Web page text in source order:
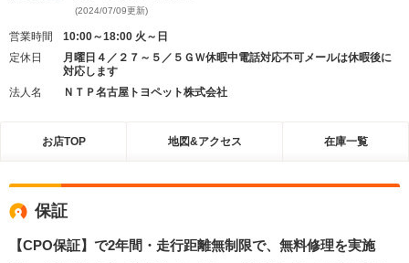
(2024/07/09更新)
営業時間
10:00～18:00 火～日
定休日
月曜日４／２７～５／５ＧＷ休暇中電話対応不可メールは休暇後に
対応します
法人名
ＮＴＰ名古屋トヨペット株式会社
お店TOP 地図&アクセス 在庫一覧
保証
【CPO保証】で2年間・走行距離無制限で、無料修理を実施